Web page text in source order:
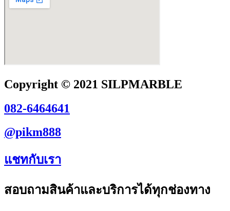
Copyright © 2021 SILPMARBLE
082-6464641
@pikm888
แชทกับเรา
สอบถามสินค้าและบริการได้ทุกช่องทาง